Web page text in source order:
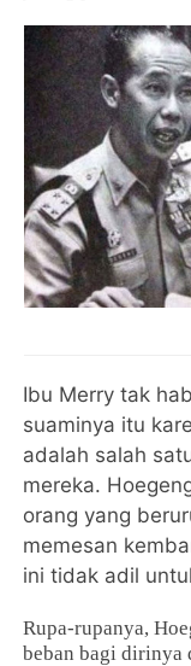
Ibu Merry tak
suaminya itu
adalah salah
mereka.
orang yang
memesan
ini tidak adil
Rupa-rupanya,
beban bagi dirinya